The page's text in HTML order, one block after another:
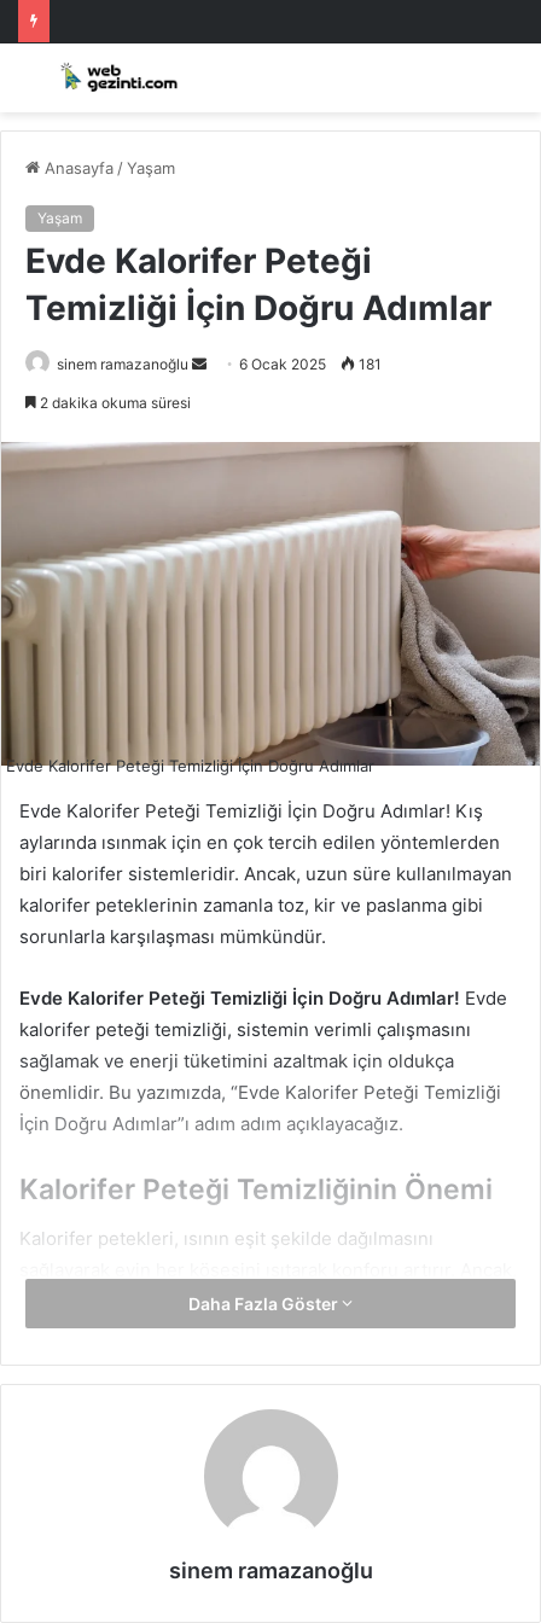
Anasayfa /Yaşam
Yaşam
Evde Kalorifer Peteği
Temizliği İçin Doğru Adımlar
sinem ramazanoğlu
Bir
göndermek
6 Ocak 2025 181
2 dakika okuma süresi
Evde Kalorifer Peteği Temizliği İçin Doğru Adımlar
Evde Kalorifer Peteği Temizliği İçin Doğru Adımlar! Kış
aylarında ısınmak için en çok tercih edilen yöntemlerden
biri kalorifer sistemleridir. Ancak, uzun süre kullanılmayan
kalorifer peteklerinin zamanla toz, kir ve paslanma gibi
sorunlarla karşılaşması mümkündür.
Evde Kalorifer Peteği Temizliği İçin Doğru Adımlar! Evde
kalorifer peteği temizliği, sistemin verimli çalışmasını
sağlamak ve enerji tüketimini azaltmak için oldukça
önemlidir. Bu yazımızda, “Evde Kalorifer Peteği Temizliği
İçin Doğru Adımlar”ı adım adım açıklayacağız.
Kalorifer Peteği Temizliğinin Önemi
Kalorifer petekleri, ısının eşit şekilde dağılmasını
zaman içinde peteklerde biriken tozlar, kirler ve paslar,
sistemin verimli çalışmasını engelleyebilir. Ayrıca, kirli
petekler daha fazla enerji tüketir, bu da faturalarınızı
temizliği yapmak, hem sistemin ömrünü uzatır hem de
enerji tasarrufu sağlar.
“Evde Kalorifer Peteği Temizliği İçin Doğru Adımlar”ı takip
İşte size rehber olacak adımlar:
Daha Fazla Göster
sinem ramazanoğlu